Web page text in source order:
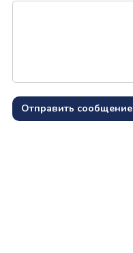
Отправить сообщение